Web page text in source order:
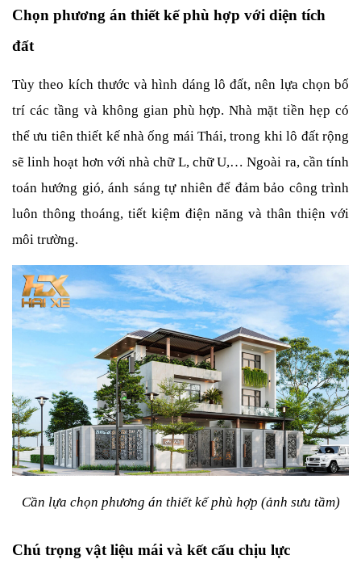
Chọn phương án thiết kế phù hợp với diện tích
đất
Tùy theo kích thước và hình dáng lô đất, nên lựa chọn bố
trí các tầng và không gian phù hợp. Nhà mặt tiền hẹp có
thể ưu tiên thiết kế nhà ống mái Thái, trong khi lô đất rộng
sẽ linh hoạt hơn với nhà chữ L, chữ U,… Ngoài ra, cần tính
toán hướng gió, ánh sáng tự nhiên để đảm bảo công trình
luôn thông thoáng, tiết kiệm điện năng và thân thiện với
môi trường.
Cần lựa chọn phương án thiết kế phù hợp (ảnh sưu tầm)
Chú trọng vật liệu mái và kết cấu chịu lực